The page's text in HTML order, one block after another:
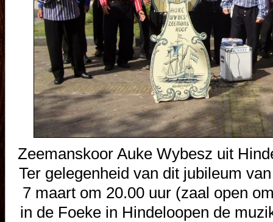
Zeemanskoor Auke Wybesz uit
Ter gelegenheid van dit jubileum
7 maart om 20.00 uur (zaal open
in de Foeke in Hindeloopen de